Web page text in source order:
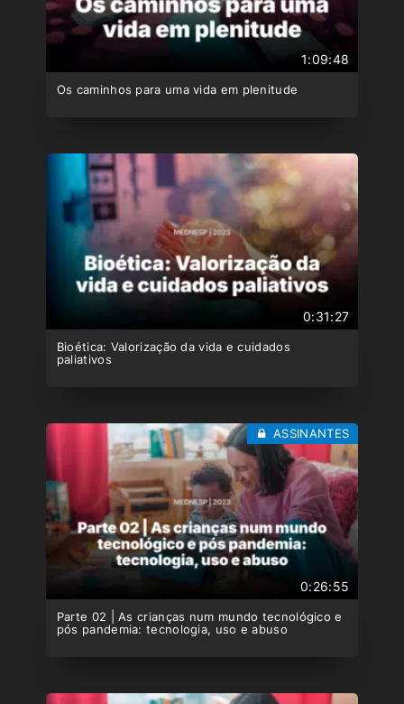
1:09:48
Os caminhos para uma vida em plenitude
0:31:27
Bioética: Valorização da vida e cuidados
paliativos
0:26:55
Parte 02 | As crianças num mundo tecnológico e
pós pandemia: tecnologia, uso e abuso
ASSINANTES